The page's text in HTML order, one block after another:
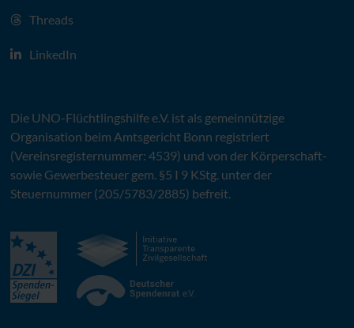
Threads
LinkedIn
Die UNO-Flüchtlingshilfe e.V. ist als gemeinnützige
Organisation beim Amtsgericht Bonn registriert
(Vereinsregisternummer: 4539) und von der Körperschaft-
sowie Gewerbesteuer gem. §5 I 9 KStg. unter der
Steuernummer (205/5783/2885) befreit.